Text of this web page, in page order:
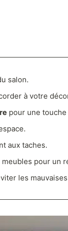
salon.
à votre
pour une touche
aux taches.
pour un
les